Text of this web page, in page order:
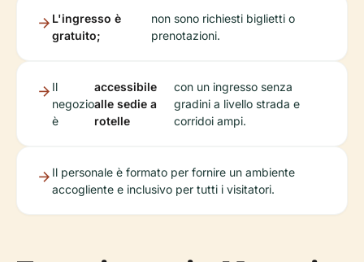
L'ingresso è
gratuito;
non sono richiesti biglietti o
prenotazioni.
Il
negozio
è
accessibile
alle sedie a
rotelle
con un ingresso senza
gradini a livello strada e
corridoi ampi.
Il personale è formato per fornire un ambiente
accogliente e inclusivo per tutti i visitatori.